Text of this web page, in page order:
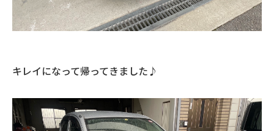
キレイになって帰ってきました♪